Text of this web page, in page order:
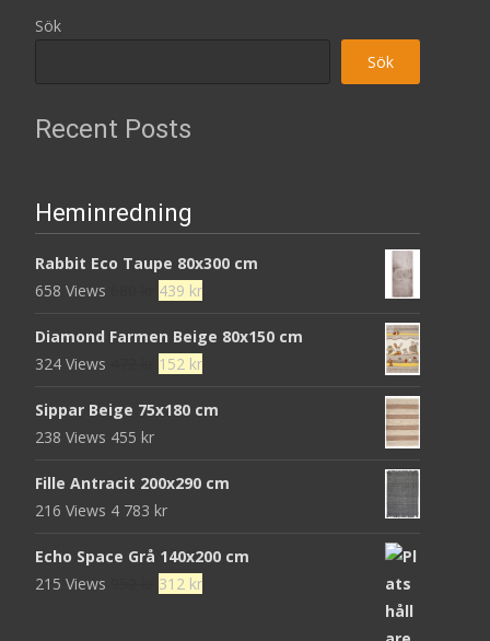
Sök
Sök
Recent Posts
Heminredning
Rabbit Eco Taupe 80x300 cm
658 Views
Det
priset
var:
439 krDet
priset
är:
Diamond Farmen Beige 80x150 cm
324 Views
Det
priset
152 krDet
priset
Sippar Beige 75x180 cm
238 Views 455 kr
Fille Antracit 200x290 cm
216 Views 4 783 kr
Echo Space Grå 140x200 cm
215 Views
Det
312 krDet